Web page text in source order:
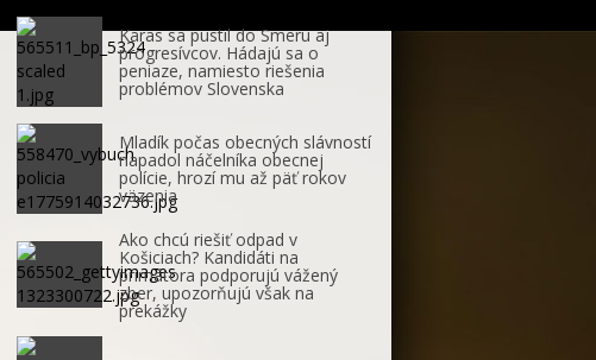
Karas sa pustil do Smeru aj
progresívcov. Hádajú sa o
peniaze, namiesto riešenia
problémov Slovenska
Mladík počas obecných slávností
napadol náčelníka obecnej
polície, hrozí mu až päť rokov
väzenia
Ako chcú riešiť odpad v
Košiciach? Kandidáti na
primátora podporujú vážený
zber, upozorňujú však na
prekážky